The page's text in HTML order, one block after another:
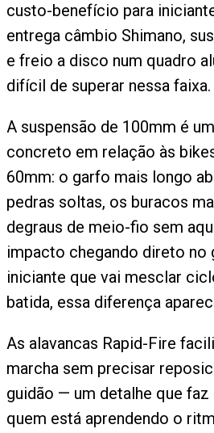
custo-benefício para
entrega câmbio Shimano,
e freio a disco num quadro
difícil de superar nessa faixa.
A suspensão de 100mm é
concreto em relação às
60mm: o garfo mais longo
pedras soltas, os buracos
degraus de meio-fio sem
impacto chegando direto no
iniciante que vai mesclar
batida, essa diferença
As alavancas Rapid-Fire
marcha sem precisar
guidão — um detalhe que
quem está aprendendo o